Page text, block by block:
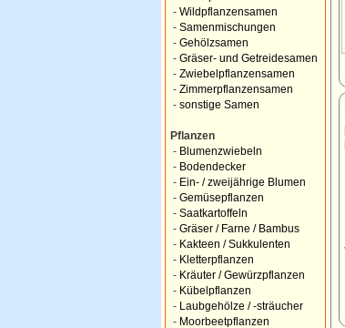
- Wildpflanzensamen
- Samenmischungen
- Gehölzsamen
- Gräser- und Getreidesamen
- Zwiebelpflanzensamen
- Zimmerpflanzensamen
- sonstige Samen
Pflanzen
- Blumenzwiebeln
- Bodendecker
- Ein- / zweijährige Blumen
- Gemüsepflanzen
- Saatkartoffeln
- Gräser / Farne / Bambus
- Kakteen / Sukkulenten
- Kletterpflanzen
- Kräuter / Gewürzpflanzen
- Kübelpflanzen
-
Laubgehölze / -sträucher
- Moorbeetpflanzen